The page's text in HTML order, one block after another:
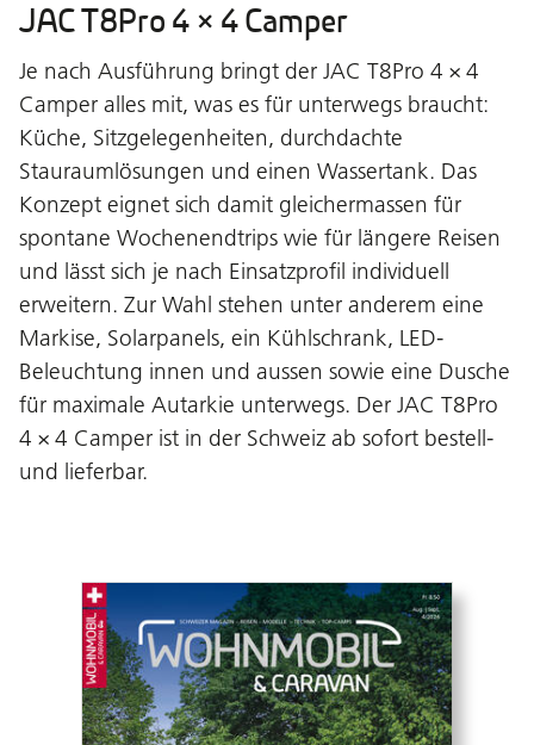
JAC T8Pro 4 × 4 Camper
Je nach Ausführung bringt der JAC T8Pro 4 × 4
Camper alles mit, was es für unterwegs braucht:
Küche, Sitzgelegenheiten, durchdachte
Stauraumlösungen und einen Wassertank. Das
Konzept eignet sich damit gleichermassen für
spontane Wochenendtrips wie für längere Reisen
und lässt sich je nach Einsatzprofil individuell
erweitern. Zur Wahl stehen unter anderem eine
Markise, Solarpanels, ein Kühlschrank, LED-
Beleuchtung innen und aussen sowie eine Dusche
für maximale Autarkie unterwegs. Der JAC T8Pro
4 × 4 Camper ist in der Schweiz ab sofort bestell-
und lieferbar.